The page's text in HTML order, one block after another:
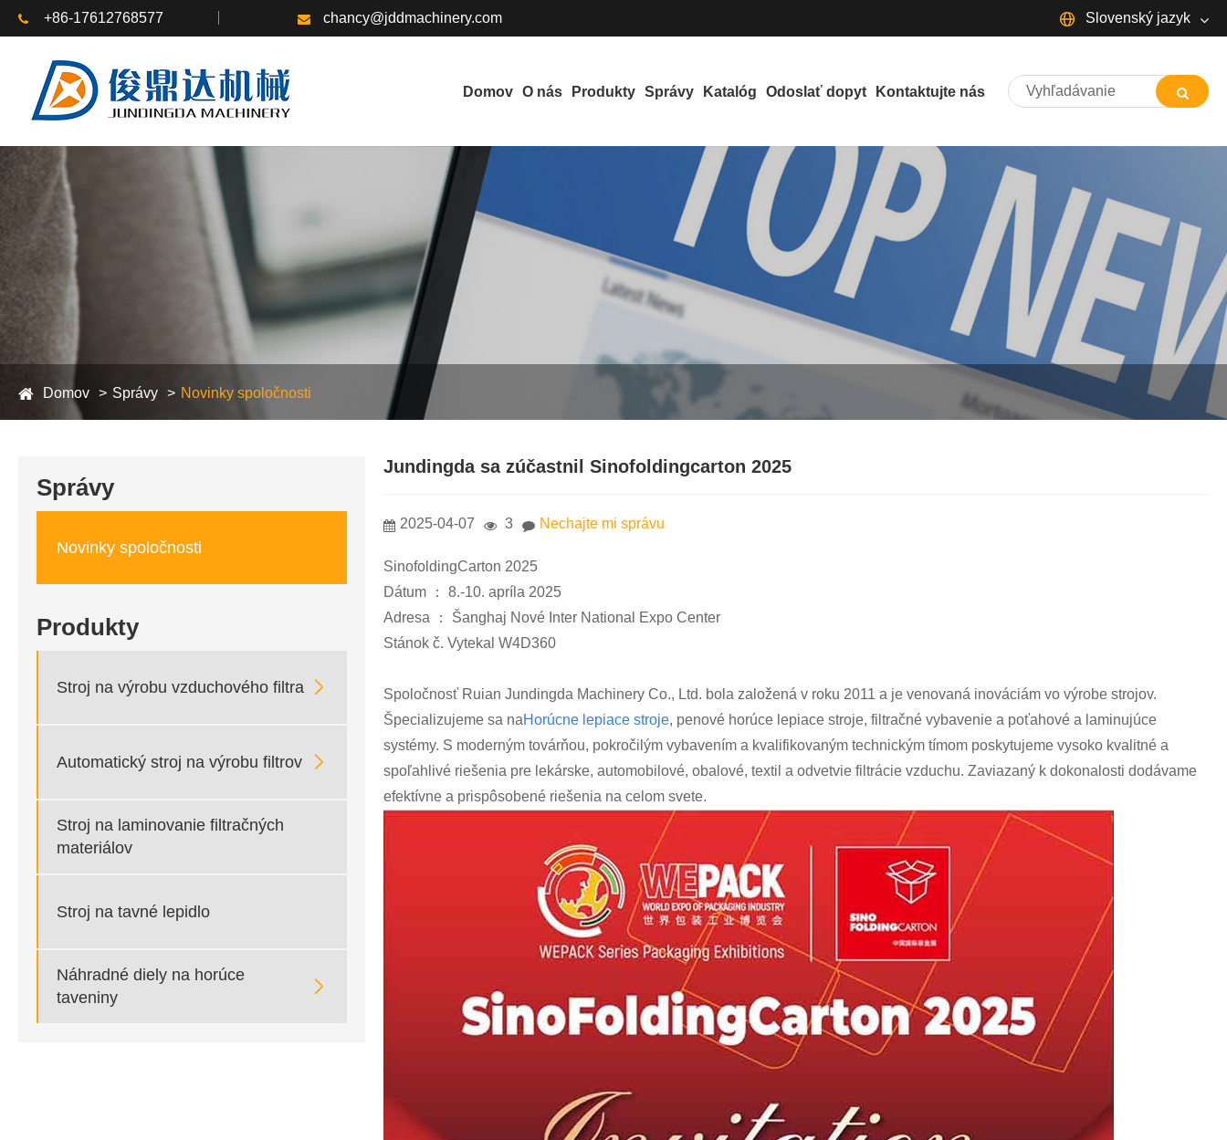
+86-17612768577 chancy@jddmachinery.com Slovenský jazyk
Français 日本語 Deutsch
Italiano Nederlands ภาษาไทย
한국어 Svenska
বাংলা ভাষার Dansk Suomi
Pilipino Türkçe Gaeilge
Indonesia Norsk‎
український Javanese
தமிழ் తెలుగు नेपाली
Domov O nás Produkty Správy Katalóg Odoslať dopyt Kontaktujte nás
Domov Správy Novinky spoločnosti
Správy
Novinky spoločnosti
Produkty
Stroj na výrobu vzduchového filtra 
Automatický stroj na výrobu filtrov 
Stroj na laminovanie filtračných
materiálov
Stroj na tavné lepidlo
Náhradné diely na horúce
taveniny

Jundingda sa zúčastnil Sinofoldingcarton 2025
2025-04-07 3 Nechajte mi správu
SinofoldingCarton 2025
Dátum ： 8.-10. apríla 2025
Adresa ： Šanghaj Nové Inter National Expo Center
Stánok č. Vytekal W4D360
Spoločnosť Ruian Jundingda Machinery Co., Ltd. bola založená v roku 2011 a je venovaná inováciám vo výrobe strojov.
Špecializujeme sa naHorúcne lepiace stroje, penové horúce lepiace stroje, filtračné vybavenie a poťahové a laminujúce
systémy. S moderným továrňou, pokročilým vybavením a kvalifikovaným technickým tímom poskytujeme vysoko kvalitné a
spoľahlivé riešenia pre lekárske, automobilové, obalové, textil a odvetvie filtrácie vzduchu. Zaviazaný k dokonalosti dodávame
efektívne a prispôsobené riešenia na celom svete.